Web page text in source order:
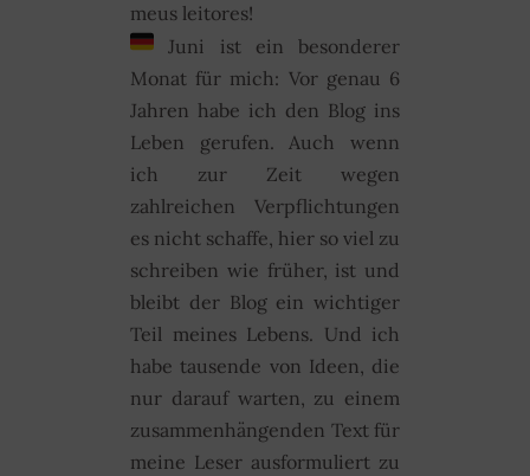
meus leitores!
Juni ist ein besonderer
Monat für mich: Vor genau 6
Jahren habe ich den Blog ins
Leben gerufen. Auch wenn
ich zur Zeit wegen
zahlreichen Verpflichtungen
es nicht schaffe, hier so viel zu
schreiben wie früher, ist und
bleibt der Blog ein wichtiger
Teil meines Lebens. Und ich
habe tausende von Ideen, die
nur darauf warten, zu einem
zusammenhängenden Text für
meine Leser ausformuliert zu